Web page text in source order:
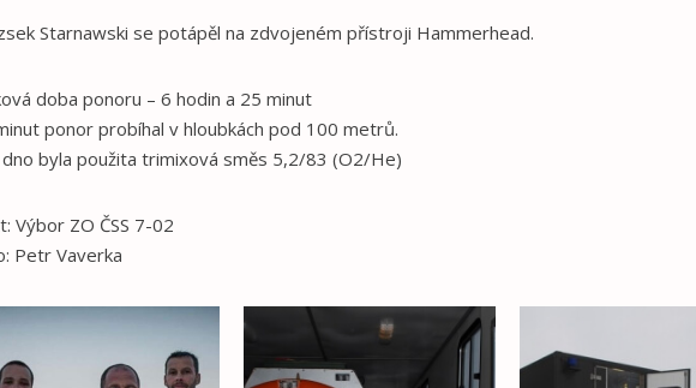
Starnawski se potápěl na zdvojeném přístroji Hammerhead.
doba ponoru – 6 hodin a 25 minut
ponor probíhal v hloubkách pod 100 metrů.
byla použita trimixová směs 5,2/83 (O2/He)
Výbor ZO ČSS 7-02
Petr Vaverka